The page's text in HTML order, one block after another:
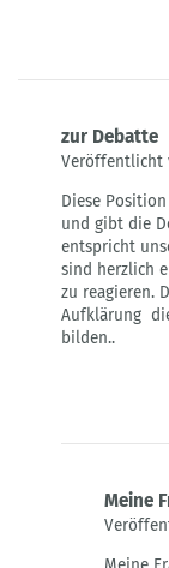
zur Debatte
Veröffentlicht
auf
Position
der
von
Gast
Diese
und gibt die
entspricht
sind herzlich
zu reagieren.
Aufklärung
bilden..
Meine